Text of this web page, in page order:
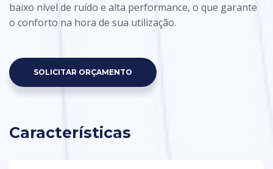
baixo nível de ruído e alta performance, o que garante
o conforto na hora de sua utilização.
SOLICITAR ORÇAMENTO
Características